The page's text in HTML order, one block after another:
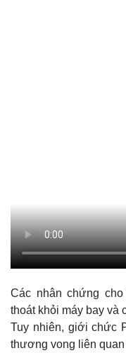
Các nhân chứng
thoát khỏi máy bay và
Tuy nhiên, giới chức
thương vong liên